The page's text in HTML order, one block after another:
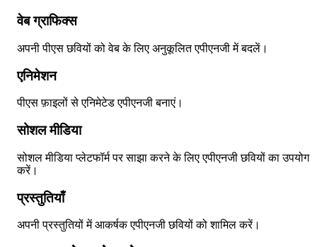
वेब ग्राफिक्स
अपनी पीएस छवियों को वेब के लिए अनुकूलित एपीएनजी में बदलें।
एनिमेशन
पीएस फ़ाइलों से एनिमेटेड एपीएनजी बनाएं।
सोशल मीडिया
सोशल मीडिया प्लेटफॉर्म पर साझा करने के लिए एपीएनजी छवियों का उपयोग
करें।
प्रस्तुतियाँ
अपनी प्रस्तुतियों में आकर्षक एपीएनजी छवियों को शामिल करें।